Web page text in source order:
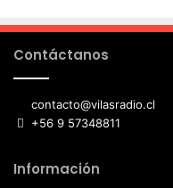
Contáctanos
contacto@vilasradio.cl
+56 9 57348811
Información